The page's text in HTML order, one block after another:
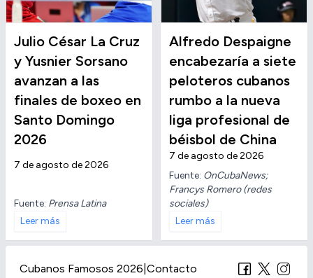
Julio César La Cruz
y Yusnier Sorsano
avanzan a las
finales de boxeo en
Santo Domingo
2026
7 de agosto de 2026
Fuente: Prensa Latina
Leer más
Alfredo Despaigne
encabezaría a siete
peloteros cubanos
rumbo a la nueva
liga profesional de
béisbol de China
7 de agosto de 2026
Fuente: OnCubaNews;
Francys Romero (redes
sociales)
Leer más
Cubanos Famosos 2026 Contacto